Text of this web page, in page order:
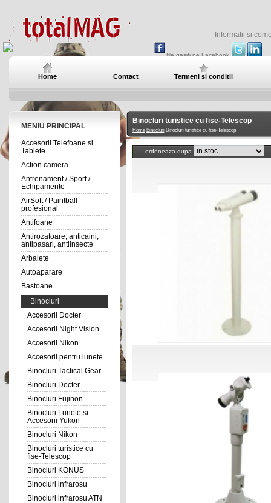
Informatii si
Ne gasiti pe Facebook
Home Contact Termeni si conditii
MENIU PRINCIPAL
Accesorii Telefoane si
Tablete
Action camera
Antrenament / Sport /
Echipamente
AirSoft / Paintball
profesional
Antifoane
Antirozatoare, anticaini,
antipasari, antiinsecte
Arbalete
Autoaparare
Bastoane
Binocluri
Accesorii Docter
Accesorii Night Vision
Accesorii Nikon
Accesorii pentru lunete
Binocluri Tactical Gear
Binocluri Docter
Binocluri Fujinon
Binocluri Lunete si
Accesorii Yukon
Binocluri Nikon
Binocluri turistice cu
fise-Telescop
Binocluri KONUS
Binocluri infrarosu
Binocluri infrarosu ATN
Binocluri turistice cu fise-Telescop
Home BinocluriBinocluri turistice cu fise-Telescop
ordoneaza dupa